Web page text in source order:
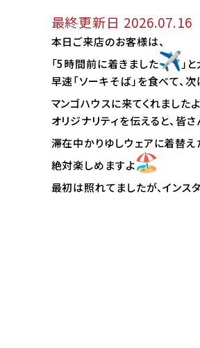
最終更新日 2026.07.16
本日ご来店のお客様は、
「5時間前に着きました
」
早速「ソーキそば」を食べて、次
マンゴハウスに来てくれました
オリジナリティを伝えると、皆
滞在中かりゆしウェアに着替
絶対楽しめますよ
最初は照れてましたが、インス